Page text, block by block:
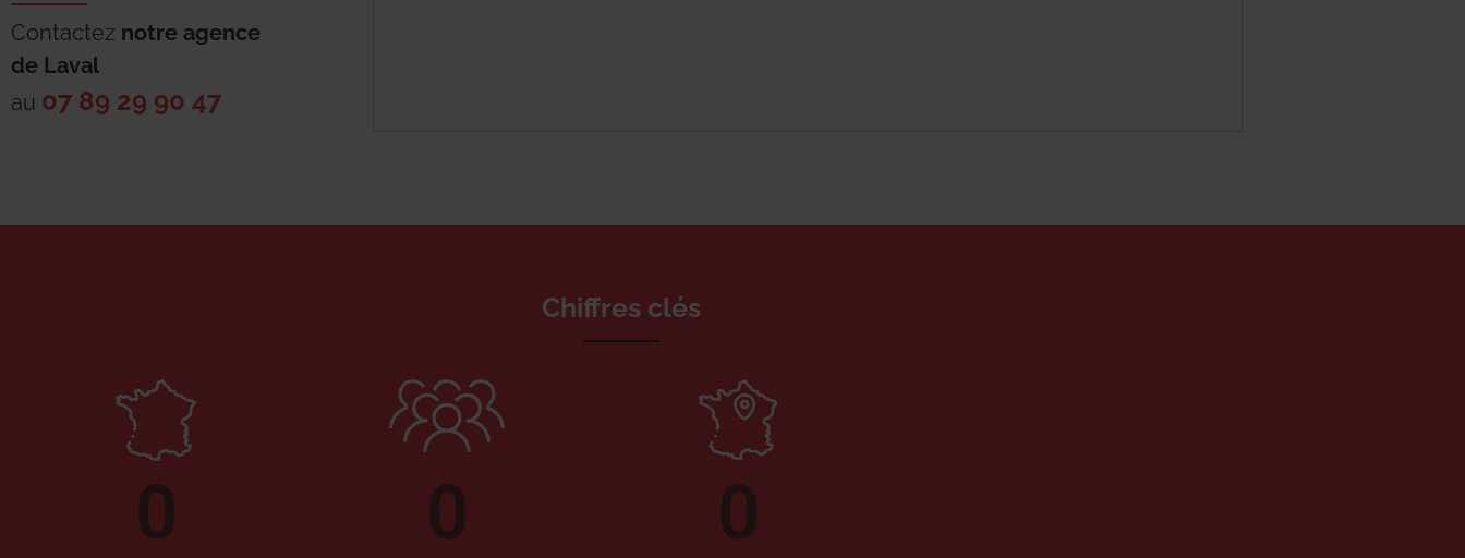
Contactez notre agence
de Laval
au 07 89 29 90 47
Chiffres clés
0 0 0